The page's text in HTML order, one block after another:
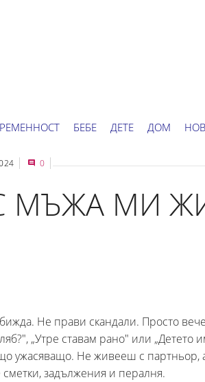
БЕБЕ ДЕТЕ ДОМ
0
МИ
Не прави скандали. Просто
„Утре ставам рано" или „Детето
ужасяващо. Не живееш с партньор,
сметки, задължения и пералня.